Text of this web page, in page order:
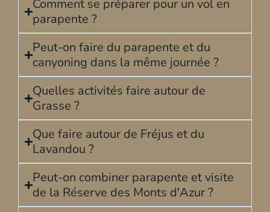
Comment se préparer pour un vol en
parapente ?
Peut-on faire du parapente et du
canyoning dans la même journée ?
Quelles activités faire autour de
Grasse ?
Que faire autour de Fréjus et du
Lavandou ?
Peut-on combiner parapente et visite
de la Réserve des Monts d'Azur ?